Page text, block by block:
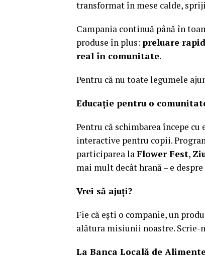
transformat în mese calde,
Campania continuă până în
produse în plus: preluare
real în comunitate.
Pentru că nu toate legumele
Educație pentru o
Pentru că schimbarea începe
interactive pentru copii.
participarea laFlower Fest,
mai mult decât hrană – e
Vrei să ajuți?
Fie că ești o companie, un
alătura misiunii noastre. Scrie-
La Banca Locală de